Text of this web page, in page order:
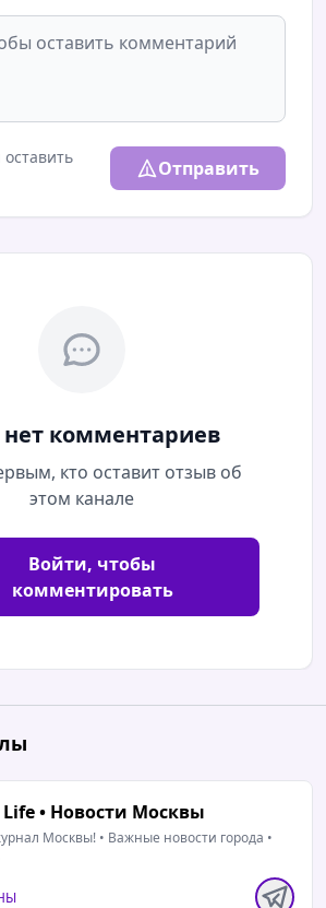
Отправить
нет комментариев
кто оставит отзыв об
этом канале
Войти, чтобы
комментировать
• Новости Москвы
Москвы! • Важные новости города •